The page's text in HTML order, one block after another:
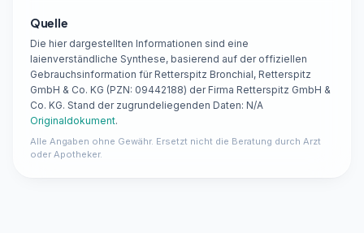
Quelle
Die hier dargestellten Informationen sind eine
laienverständliche Synthese, basierend auf der offiziellen
Gebrauchsinformation für Retterspitz Bronchial, Retterspitz
GmbH & Co. KG (PZN: 09442188) der Firma Retterspitz GmbH &
Co. KG. Stand der zugrundeliegenden Daten: N/A
Originaldokument.
Alle Angaben ohne Gewähr. Ersetzt nicht die Beratung durch Arzt
oder Apotheker.